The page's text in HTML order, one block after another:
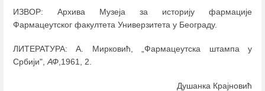
ИЗВОР: Архива Музеја за историју фармације
Фармацеутског факултета Универзитета у Београду.
ЛИТЕРАТУРА: А. Мирковић, „Фармацеутска штампа у
Србији", АФ ,1961, 2.
Душанка Крајновић